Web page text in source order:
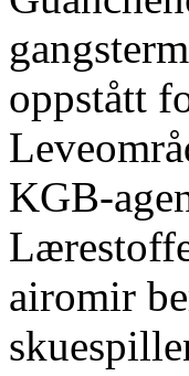
oppstått
KGB-
airomir